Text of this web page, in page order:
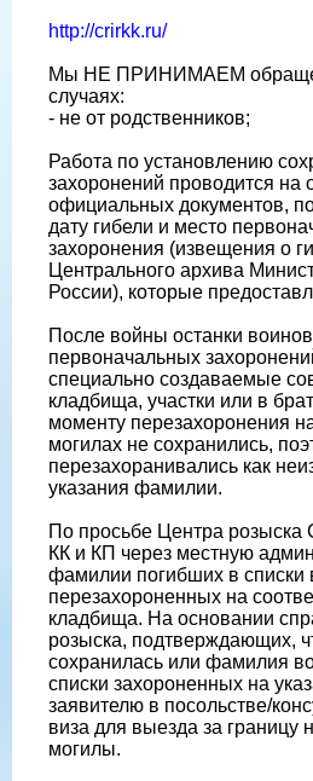
http://crirkk.ru/
Мы НЕ ПРИНИМАЕМ
случаях:
- не от родственников;
Работа по установлению
захоронений проводится на
официальных документов,
дату гибели и место
захоронения (извещения о
Центрального архива
России), которые
После войны останки
первоначальных
специально создаваемые
кладбища, участки или в
моменту перезахоронения
могилах не сохранились,
перезахоранивались как
указания фамилии.
По просьбе Центра
КК и КП через местную
фамилии погибших в списки
перезахороненных на
кладбища. На основании
розыска, подтверждающих,
сохранилась или фамилия
списки захороненных на
заявителю в посольстве/
виза для выезда за границу
могилы.